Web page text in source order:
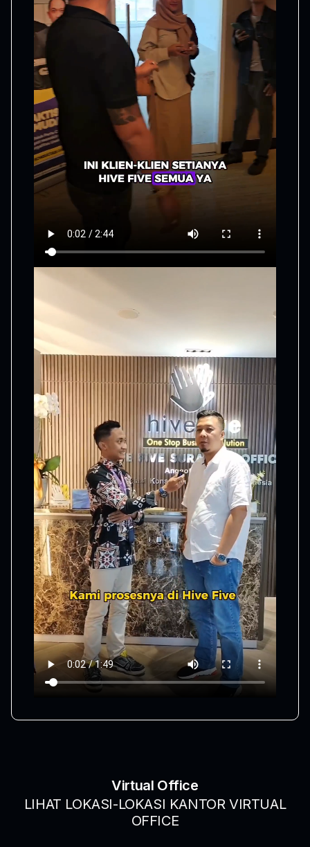
Virtual Office
LIHAT LOKASI-LOKASI KANTOR VIRTUAL
OFFICE